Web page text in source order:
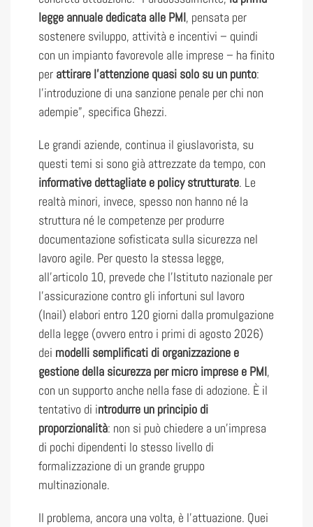
legge annuale dedicata alle PMI, pensata per
sostenere sviluppo, attività e incentivi – quindi
con un impianto favorevole alle imprese – ha finito
per attirare l’attenzione quasi solo su un punto:
l’introduzione di una sanzione penale per chi non
adempie”, specifica Ghezzi.
Le grandi aziende, continua il giuslavorista, su
questi temi si sono già attrezzate da tempo, con
informative dettagliate e policy strutturate. Le
realtà minori, invece, spesso non hanno né la
struttura né le competenze per produrre
documentazione sofisticata sulla sicurezza nel
lavoro agile. Per questo la stessa legge,
all’articolo 10, prevede che l’Istituto nazionale per
l’assicurazione contro gli infortuni sul lavoro
(Inail) elabori entro 120 giorni dalla promulgazione
della legge (ovvero entro i primi di agosto 2026)
dei modelli semplificati di organizzazione e
gestione della sicurezza per micro imprese e PMI,
con un supporto anche nella fase di adozione. È il
tentativo di introdurre un principio di
proporzionalità: non si può chiedere a un’impresa
di pochi dipendenti lo stesso livello di
formalizzazione di un grande gruppo
multinazionale.
Il problema, ancora una volta, è l’attuazione. Quei